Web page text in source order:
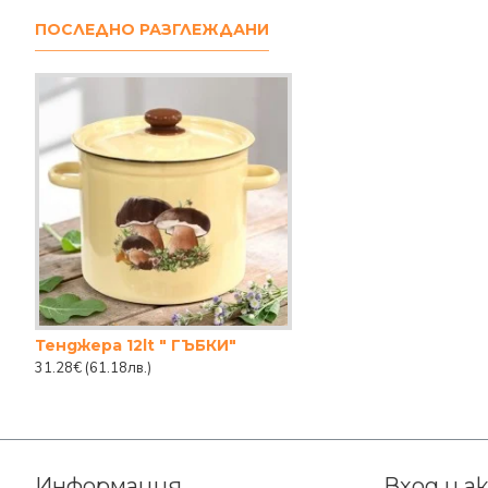
ПОСЛЕДНО РАЗГЛЕЖДАНИ
Тенджера 12lt " ГЪБКИ"
31.28€ (61.18лв.)